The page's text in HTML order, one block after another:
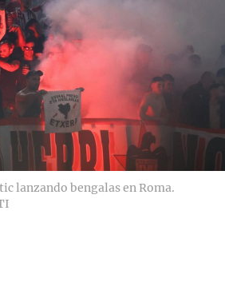
lanzando bengalas en Roma.